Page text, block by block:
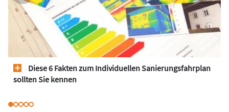
Diese 6 Fakten zum Individuellen Sanierungsfahrplan
sollten Sie kennen